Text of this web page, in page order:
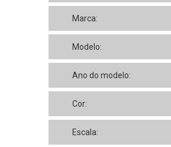
Marca:
Modelo:
Ano do modelo:
Cor:
Escala: